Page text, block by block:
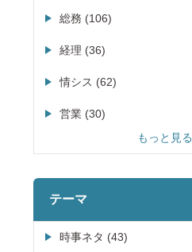
総務 (106)
経理 (36)
情シス (62)
営業 (30)
もっと見る
テーマ
時事ネタ (43)